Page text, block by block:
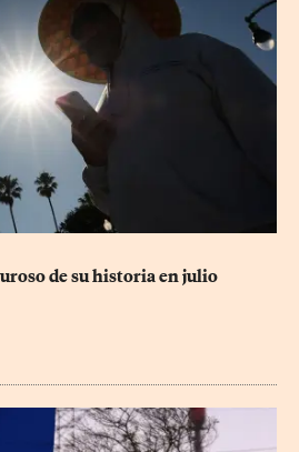
de su historia en julio